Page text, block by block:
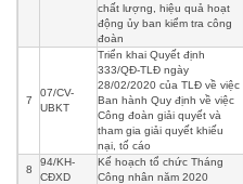
chất lượng, hiệu quả hoạt
động ủy ban kiểm tra công
đoàn
7
07/CV-
UBKT
Triển khai Quyết định
333/QĐ-TLĐ ngày
28/02/2020 của TLĐ về việc
Ban hành Quy định về việc
Công đoàn giải quyết và
tham gia giải quyết khiếu
nại, tố cáo
8
94/KH-
CĐXD
Kế hoạch tổ chức Tháng
Công nhân năm 2020